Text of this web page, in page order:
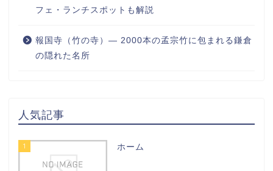
フェ・ランチスポットも解説
報国寺（竹の寺）― 2000本の孟宗竹に包まれる鎌倉
の隠れた名所
人気記事
1 ホーム